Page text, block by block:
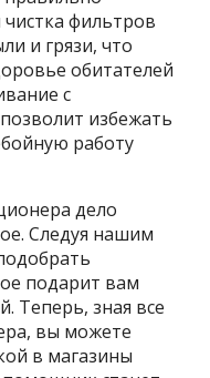
чистка фильтров
и грязи, что
обитателей
с
избежать
работу
дело
Следуя нашим
подарит вам
Теперь, зная все
вы можете
в магазины